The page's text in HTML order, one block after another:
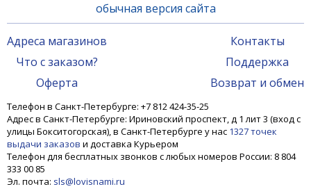
Воблер Stinger Booster VIB 30гр-95мм #006
550 ₽
обычная версия сайта
Адреса магазинов
Что с заказом?
Оферта
Контакты
Поддержка
Возврат и обмен
Телефон в Санкт-Петербурге: +7 812 424-35-25
Адрес в Санкт-Петербурге: Ириновский проспект, д 1 лит 3 (вход с
улицы Бокситогорская), в Санкт-Петербурге у нас 1327 точек
выдачи заказов и доставка Курьером
Телефон для бесплатных звонков с любых номеров России: 8 804
333 00 85
Эл. почта: sls@lovisnami.ru